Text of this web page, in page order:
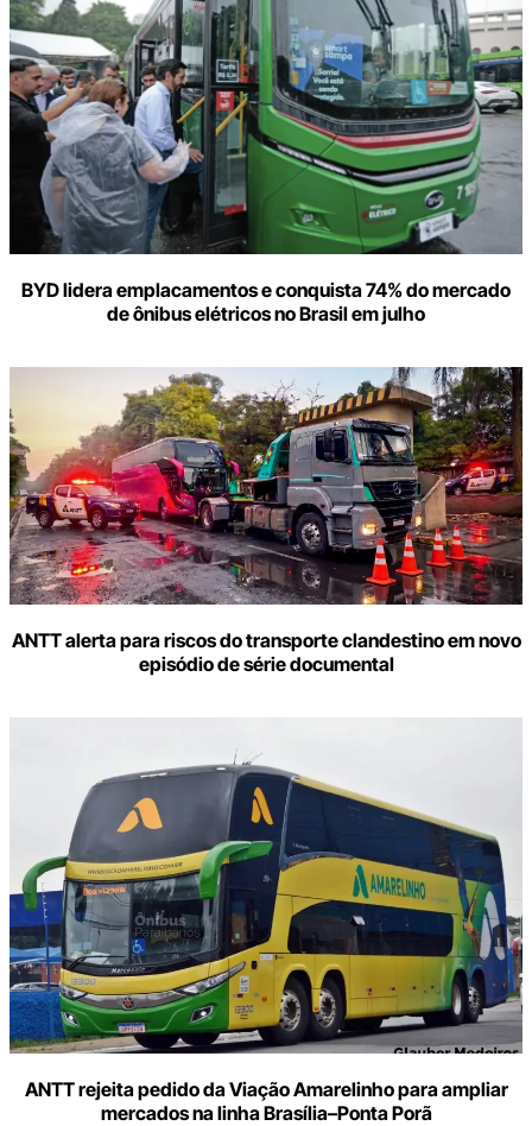
BYD lidera emplacamentos e conquista 74% do mercado
de ônibus elétricos no Brasil em julho
ANTT alerta para riscos do transporte clandestino em novo
episódio de série documental
ANTT rejeita pedido da Viação Amarelinho para ampliar
mercados na linha Brasília–Ponta Porã